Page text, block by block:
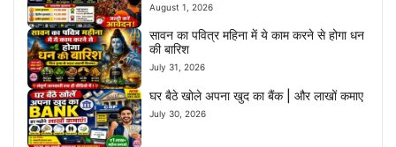
August 1, 2026
सावन का पवित्र महिना में ये काम करने से होगा धन
की बारिश
July 31, 2026
घर बैठे खोले अपना खुद का बैंक | और लाखों कमाए
July 30, 2026